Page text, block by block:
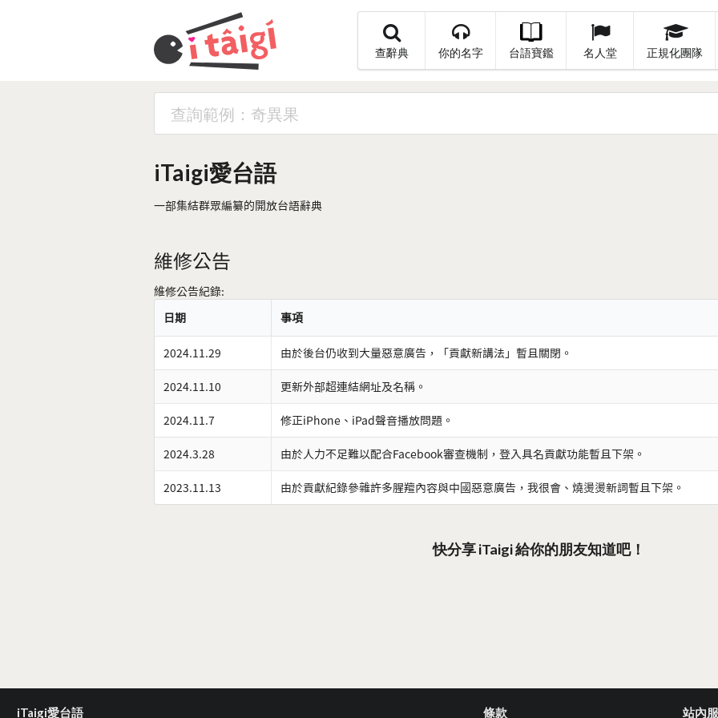
查辭典 你的名字 台語寶鑑 名人堂 正規化團隊
iTaigi愛台語
一部集結群眾編纂的開放台語辭典
維修公告
維修公告紀錄:
日期
事項
2024.11.29 由於後台仍收到大量惡意廣告，「貢獻新講法」暫且關閉。
2024.11.10 更新外部超連結網址及名稱。
2024.11.7 修正iPhone、iPad聲音播放問題。
2024.3.28 由於人力不足難以配合Facebook審查機制，登入具名貢獻功能暫且下架。
2023.11.13 由於貢獻紀錄參雜許多腥羶內容與中國惡意廣告，我很會、燒燙燙新詞暫且下架。
快分享 iTaigi 給你的朋友知道吧！
iTaigi愛台語 條款 站內